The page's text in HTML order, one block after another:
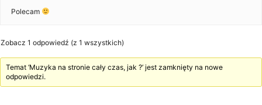
Polecam
Zobacz 1 odpowiedź (z 1 wszystkich)
Temat ‘Muzyka na stronie cały czas, jak ?’ jest zamknięty na nowe
odpowiedzi.